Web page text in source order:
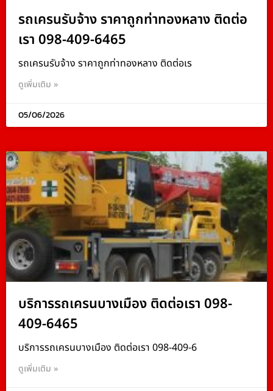
รถเครนรับจ้าง ราคาถูกท่าทองหลาง ติดต่อ
เรา 098-409-6465
รถเครนรับจ้าง ราคาถูกท่าทองหลาง ติดต่อเร
ดูเพิ่มเติม »
05/06/2026
บริการรถเครนบางเมือง ติดต่อเรา 098-
409-6465
บริการรถเครนบางเมือง ติดต่อเรา 098-409-6
ดูเพิ่มเติม »